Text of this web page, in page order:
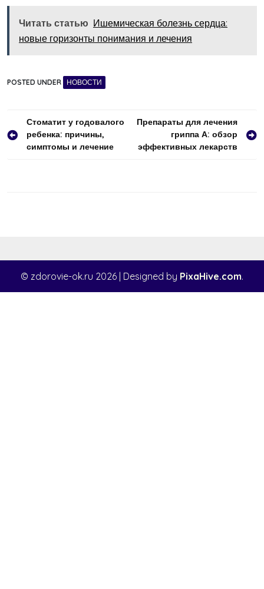
Читать статью Ишемическая болезнь сердца:
новые горизонты понимания и лечения
POSTED UNDER НОВОСТИ
Навигация
по
Стоматит у годовалого
ребенка: причины,
симптомы и лечение
Препараты для лечения
гриппа А: обзор
эффективных лекарств
© zdorovie-ok.ru 2026 Designed by PixaHive.com.